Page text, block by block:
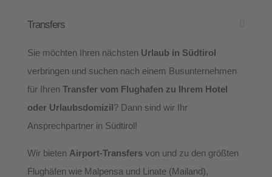
Transfers
Sie möchten Ihren nächsten Urlaub in Südtirol
verbringen und suchen nach einem Busunternehmen
für Ihren Transfer vom Flughafen zu Ihrem Hotel
oder Urlaubsdomizil? Dann sind wir Ihr
Ansprechpartner in Südtirol!
Wir bieten Airport-Transfersvon und zu den größten
Flughäfen wie Malpensa und Linate (Mailand),